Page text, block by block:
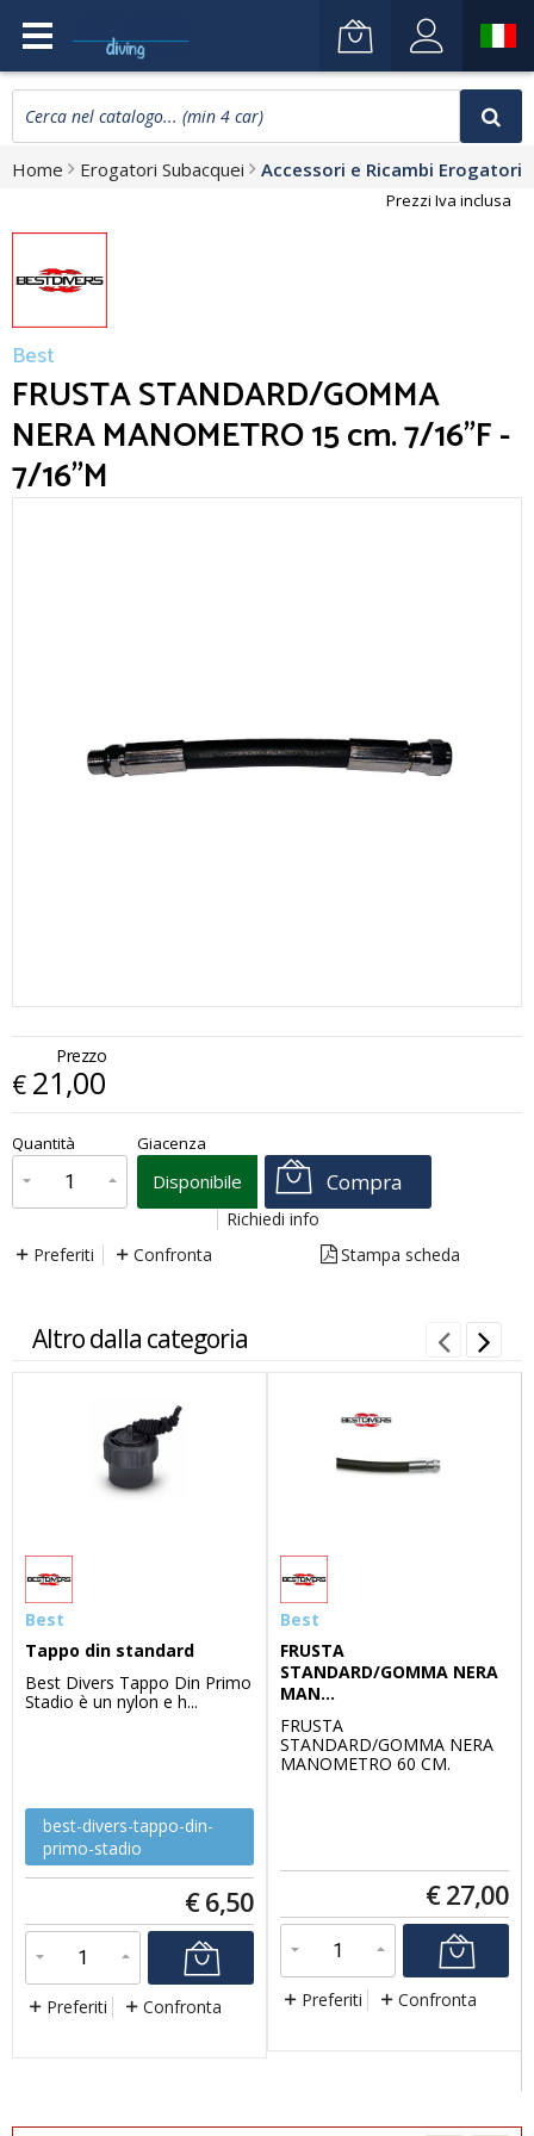
Home Erogatori Subacquei Accessori e Ricambi Erogatori
Prezzi Iva inclusa
Best
FRUSTA STANDARD/GOMMA
NERA MANOMETRO 15 cm. 7/16"F -
7/16"M
Prezzo
€ 21,00
x1 Prezzo finale:€21,00
Quantità Giacenza
Disponibile Compra
Preferiti Confronta
Richiedi info
Stampa scheda
Altro dalla categoria
Best
Tappo din standard
Best Divers Tappo Din Primo
Stadio è un nylon e h...
best-divers-tappo-din-
primo-stadio
€ 6,50
Preferiti Confronta
Best
FRUSTA
STANDARD/GOMMA NERA
MAN...
FRUSTA
STANDARD/GOMMA NERA
MANOMETRO 60 CM.
€ 27,00
Preferiti Confronta